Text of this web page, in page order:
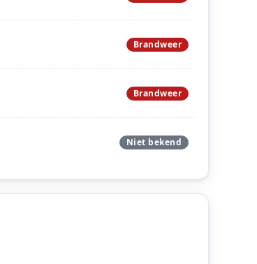
Brandweer
Brandweer
Niet bekend